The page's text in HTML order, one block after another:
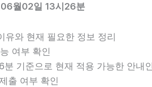
월02일 13시26분
유와 현재 필요한 정보 정리
여부 확인
기준으로 현재 적용 가능한 안내
출 여부 확인